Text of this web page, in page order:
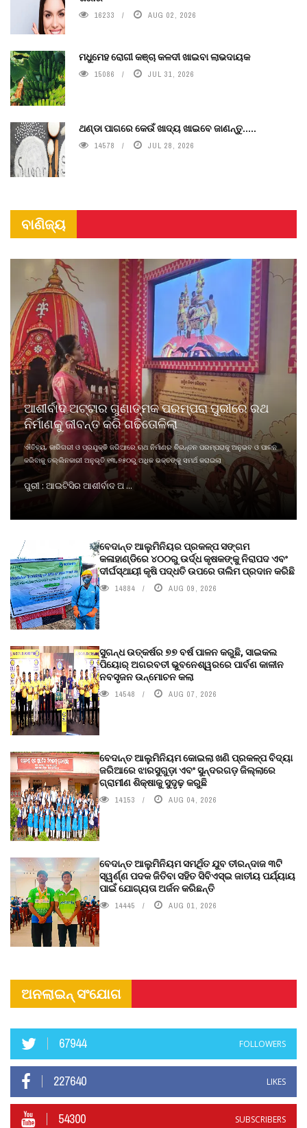
16233 AUG 02, 2026
ମଧୁମେହ ରୋଗୀ କଞ୍ଚା କଳଦୀ ଖାଇବା ଲାଭଦାୟକ
15086 JUL 31, 2026
ଥଣ୍ଡା ପାଗରେ କେଉଁ ଖାଦ୍ୟ ଖାଇବେ ଜାଣନ୍ତୁ.....
14578 JUL 28, 2026
ବାଣିଜ୍ୟ
ଆଶୀର୍ବାଦ ଅଟ୍ଟାର ଗୁଣାତ୍ମକ ପରମ୍ପରା ପୁରୀରେ ରଥ
ନିର୍ମାଣକୁ ଜୀବନ୍ତ କରି ଗଢିତୋଳିଲା
ଐତିହ୍ୟ, କାରିଗରୀ ଓ ପ୍ରଯୁକ୍ତି ଜରିଆରେ ଋଥ ନିର୍ମାଣର ଚିରନ୍ତନ ପରମ୍ପରାକୁ ଅନୁଭବ ଓ ପାଳନ
କରିବାକୁ ତଲ୍ଲିନକାରୀ ଅନୁଭୂତି ୧୩,୭୫୦ରୁ ଅଧିକ ଭକ୍ତଙ୍କୁ ସମର୍ଥ କରାଇଲା
ପୁରୀ : ଆଇଟିସିର ଆଶୀର୍ବାଦ ଅ ...
ବେଦାନ୍ତ ଆଲୁମିନିୟର ପ୍ରକଳ୍ପ ସଙ୍ଗମ
କଳାହାଣ୍ଡିରେ ୪୦୦ରୁ ଉର୍ଦ୍ଧ କୃଷକଙ୍କୁ ନିରାପଦ ଏବଂ
ଦୀର୍ଘସ୍ଥାୟୀ କୃଷି ପଦ୍ଧତି ଉପରେ ତାଲିମ ପ୍ରଦାନ କରିଛି
14884 AUG 09, 2026
ସୁଗନ୍ଧ ଉତ୍କର୍ଷର ୭୭ ବର୍ଷ ପାଳନ କରୁଛି, ସାଇକଲ
ପିୟୋର୍‌ ଅଗରବତୀ ଭୁବନେଶ୍ୱରରେ ପାର୍ବଣ କାଳୀନ
ନବସୃଜନ ଉନ୍ମୋଚନ କଲା
14548 AUG 07, 2026
ବେଦାନ୍ତ ଆଲୁମିନିୟମ କୋଇଲା ଖଣି ପ୍ରକଳ୍ପ ବିଦ୍ୟା
ଜରିଆରେ ଝାରସୁଗୁଡ଼ା ଏବଂ ସୁନ୍ଦରଗଡ଼ ଜିଲ୍ଲାରେ
ଗ୍ରାମୀଣ ଶିକ୍ଷାକୁ ସୁଦୃଢ଼ କରୁଛି
14153 AUG 04, 2026
ବେଦାନ୍ତ ଆଲୁମିନିୟମ ସମର୍ଥିତ ଯୁବ ତୀରନ୍ଦାଜ ୩ଟି
ସ୍ୱର୍ଣ୍ଣ ପଦକ ଜିତିବା ସହିତ ସିବିଏସ୍ଇ ଜାତୀୟ ପର୍ଯ୍ୟାୟ
ପାଇଁ ଯୋଗ୍ୟତା ଅର୍ଜନ କରିଛନ୍ତି
14445 AUG 01, 2026
ଅନଲାଇନ୍ ସଂଯୋଗ
67944 FOLLOWERS
227640 LIKES
54300 SUBSCRIBERS